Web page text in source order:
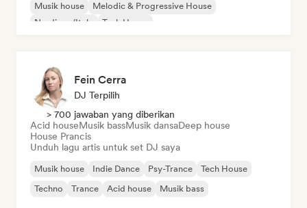
Musik house
Melodic & Progressive House
Nu-disco/Italo
Tech House
Fein Cerra
DJ Terpilih
> 700 jawaban yang diberikan
Acid houseMusik bassMusik dansaDeep house
House Prancis
Unduh lagu artis untuk set DJ saya
Musik house Indie Dance Psy-Trance
Tech House
Techno
Trance Acid house Musik bass